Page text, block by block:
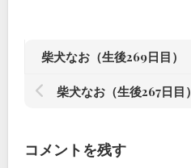
柴犬なお（生後269日目）
柴犬なお（生後267日目）
コメントを残す